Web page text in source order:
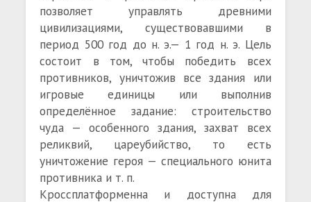
позволяет управлять древними
цивилизациями, существовавшими в
период 500 год до н. э.— 1 год н. э. Цель
состоит в том, чтобы победить всех
противников, уничтожив все здания или
игровые единицы или выполнив
определённое задание: строительство
чуда — особенного здания, захват всех
реликвий, цареубийство, то есть
уничтожение героя — специального юнита
противника и т. п.
Кроссплатформенна и доступна для